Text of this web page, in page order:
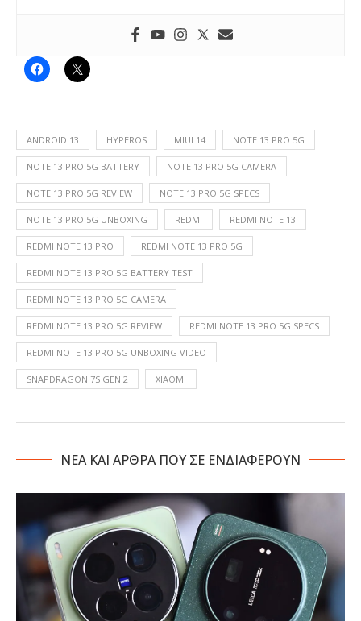
ANDROID 13 HYPEROS MIUI 14 NOTE 13 PRO 5G
NOTE 13 PRO 5G BATTERY NOTE 13 PRO 5G CAMERA
NOTE 13 PRO 5G REVIEW NOTE 13 PRO 5G SPECS
NOTE 13 PRO 5G UNBOXING REDMI REDMI NOTE 13
REDMI NOTE 13 PRO REDMI NOTE 13 PRO 5G
REDMI NOTE 13 PRO 5G BATTERY TEST
REDMI NOTE 13 PRO 5G CAMERA
REDMI NOTE 13 PRO 5G REVIEW REDMI NOTE 13 PRO 5G SPECS
REDMI NOTE 13 PRO 5G UNBOXING VIDEO
SNAPDRAGON 7S GEN 2 XIAOMI
NΕΑ ΚΑΙ ΑΡΘΡΑ ΠΟΥ ΣΕ ΕΝΔΙΑΦΕΡΟΥΝ